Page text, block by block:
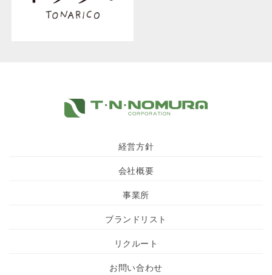
経営方針
会社概要
事業所
ブランドリスト
リクルート
お問い合わせ